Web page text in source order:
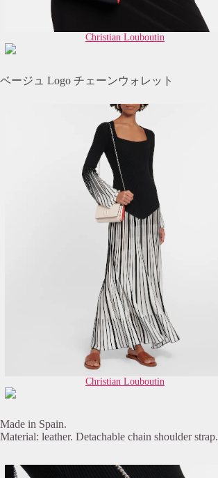
Christian Louboutin
ベージュ Logo チェーンウォレット
Christian Louboutin
Made in Spain.
Material: leather. Detachable chain shoulder strap.